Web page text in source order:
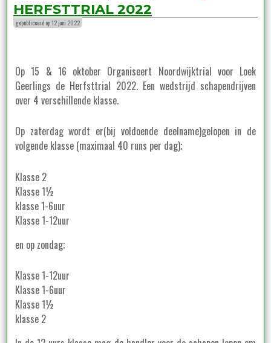
HERFSTTRIAL 2022
gepubliceerd op 12 juni 2022
Op 15 & 16 oktober Organiseert Noordwijktrial voor Loek
Geerlings de Herfsttrial 2022. Een wedstrijd schapendrijven
over 4 verschillende klasse.
Op zaterdag wordt er(bij voldoende deelname)gelopen in de
volgende klasse (maximaal 40 runs per dag);
Klasse 2
Klasse 1½
klasse 1-6uur
Klasse 1-12uur
en op zondag;
Klasse 1-12uur
Klasse 1-6uur
Klasse 1½
klasse 2